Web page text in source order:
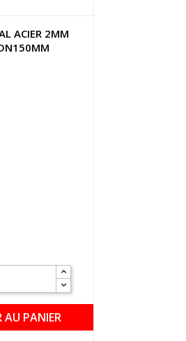
ACIER 2MM
AU PANIER